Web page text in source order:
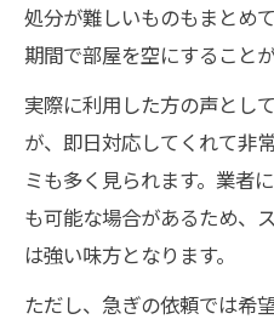
処分が難しいものもまとめ
期間で部屋を空にすることが
実際に利用した方の声とし
が、即日対応してくれて非
ミも多く見られます。業者
も可能な場合があるため、
は強い味方となります。
ただし、急ぎの依頼では希